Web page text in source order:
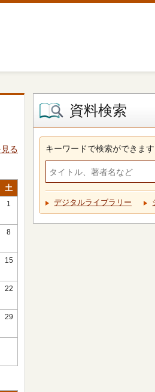
る
土
1
8
15
22
29
資料検索
キーワードで検索ができます
デジタルライブラリー